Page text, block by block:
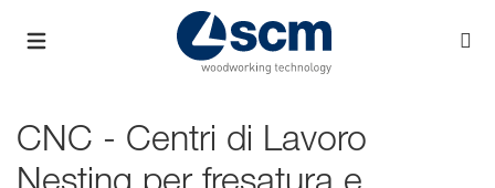
CNC - Centri di Lavoro
Nesting per fresatura e